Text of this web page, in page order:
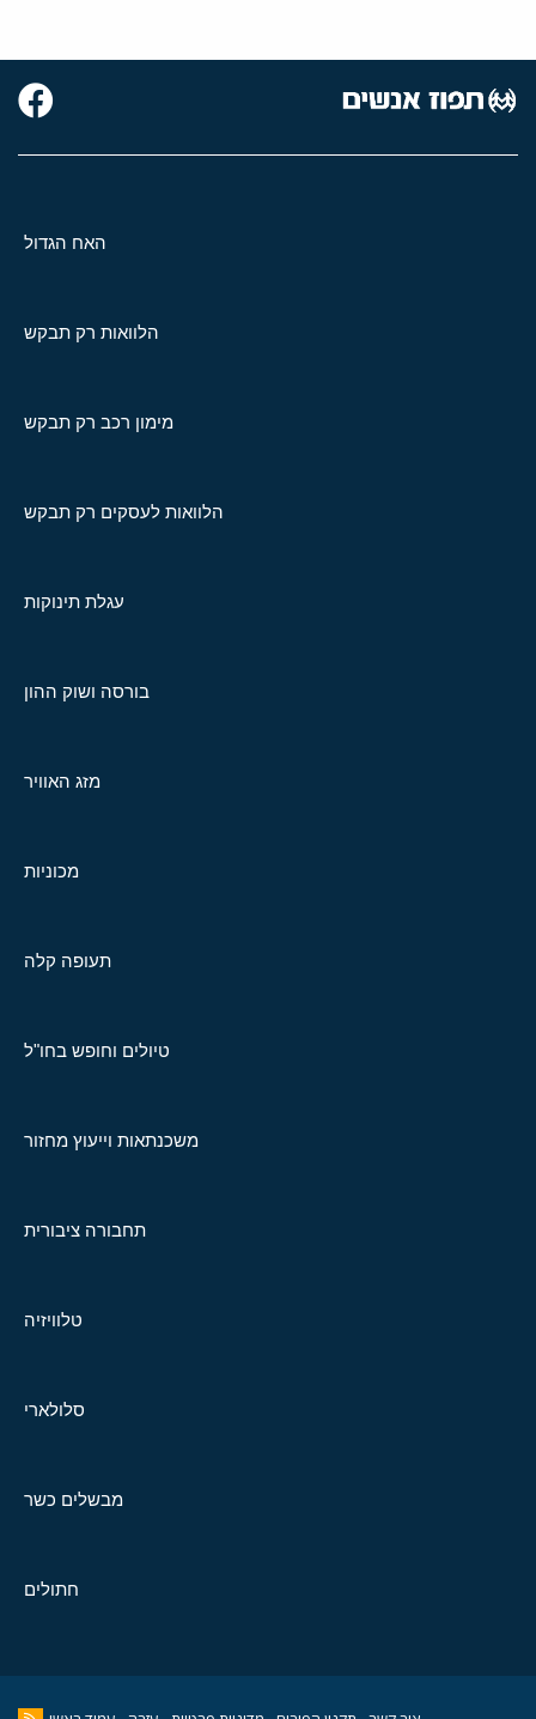
האח הגדול
הלוואות רק תבקש
מימון רכב רק תבקש
הלוואות לעסקים רק תבקש
עגלת תינוקות
בורסה ושוק ההון
מזג האוויר
מכוניות
תעופה קלה
טיולים וחופש בחו"ל
משכנתאות וייעוץ מחזור
תחבורה ציבורית
טלוויזיה
סלולארי
מבשלים כשר
חתולים